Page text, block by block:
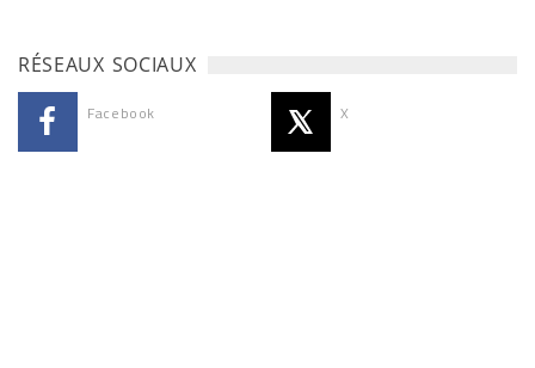
RÉSEAUX SOCIAUX
Facebook X